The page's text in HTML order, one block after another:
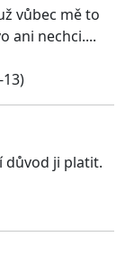
vůbec mě to
ani nechci....
důvod ji platit.